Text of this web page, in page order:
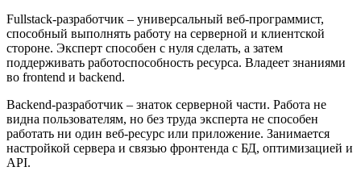
Fullstack-разработчик – универсальный веб-программист,
способный выполнять работу на серверной и клиентской
стороне. Эксперт способен с нуля сделать, а затем
поддерживать работоспособность ресурса. Владеет знаниями
во frontend и backend.
Backend-разработчик – знаток серверной части. Работа не
видна пользователям, но без труда эксперта не способен
работать ни один веб-ресурс или приложение. Занимается
настройкой сервера и связью фронтенда с БД, оптимизацией и
API.